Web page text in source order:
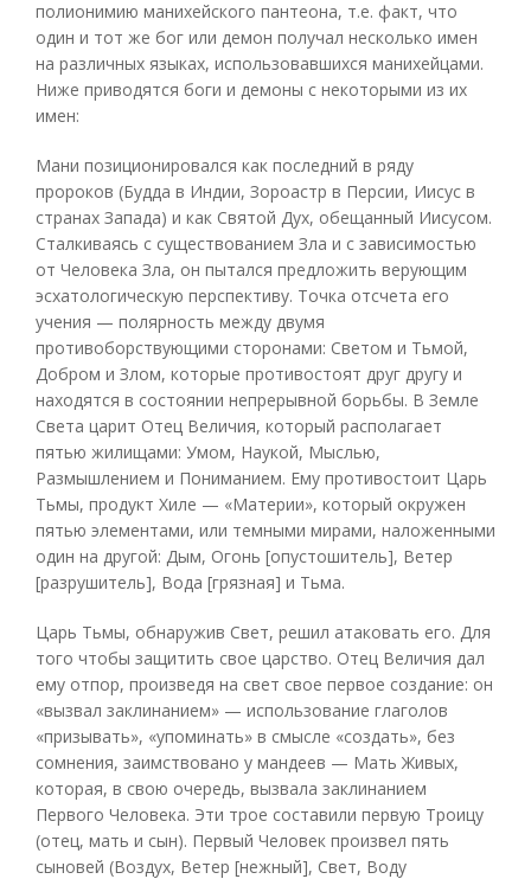
полионимию манихейского пантеона, т.е. факт, что
один и тот же бог или демон получал несколько имен
на различных языках, использовавшихся манихейцами.
Ниже приводятся боги и демоны с некоторыми из их
имен:
Мани позиционировался как последний в ряду
пророков (Будда в Индии, Зороастр в Персии, Иисус в
странах Запада) и как Святой Дух, обещанный Иисусом.
Сталкиваясь с существованием Зла и с зависимостью
от Человека Зла, он пытался предложить верующим
эсхатологическую перспективу. Точка отсчета его
учения — полярность между двумя
противоборствующими сторонами: Светом и Тьмой,
Добром и Злом, которые противостоят друг другу и
находятся в состоянии непрерывной борьбы. В Земле
Света царит Отец Величия, который располагает
пятью жилищами: Умом, Наукой, Мыслью,
Размышлением и Пониманием. Ему противостоит Царь
Тьмы, продукт Хиле — «Материи», который окружен
пятью элементами, или темными мирами, наложенными
один на другой: Дым, Огонь [опустошитель], Ветер
[разрушитель], Вода [грязная] и Тьма.
Царь Тьмы, обнаружив Свет, решил атаковать его. Для
того чтобы защитить свое царство. Отец Величия дал
ему отпор, произведя на свет свое первое создание: он
«вызвал заклинанием» — использование глаголов
«призывать», «упоминать» в смысле «создать», без
сомнения, заимствовано у мандеев — Мать Живых,
которая, в свою очередь, вызвала заклинанием
Первого Человека. Эти трое составили первую Троицу
(отец, мать и сын). Первый Человек произвел пять
сыновей (Воздух, Ветер [нежный], Свет, Воду